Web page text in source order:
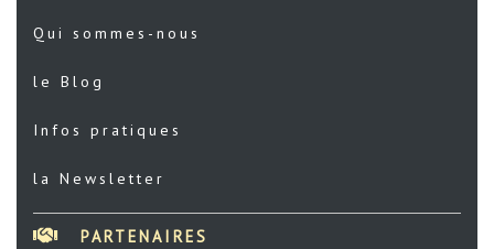
Qui sommes-nous
le Blog
Infos pratiques
la Newsletter
PARTENAIRES